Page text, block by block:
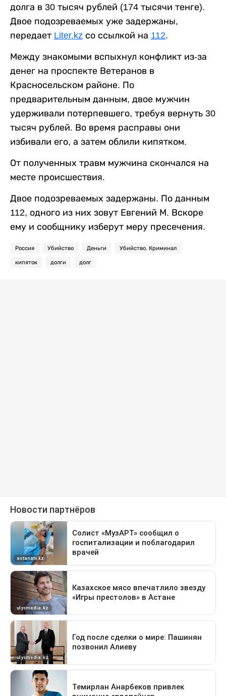
долга в 30 тысяч рублей (174 тысячи тенге).
Двое подозреваемых уже задержаны,
передает Liter.kz со ссылкой на 112.
Между знакомыми вспыхнул конфликт из-за
денег на проспекте Ветеранов в
Красносельском районе. По
предварительным данным, двое мужчин
удерживали потерпевшего, требуя вернуть 30
тысяч рублей. Во время расправы они
избивали его, а затем облили кипятком.
От полученных травм мужчина скончался на
месте происшествия.
Двое подозреваемых задержаны. По данным
112, одного из них зовут Евгений М. Вскоре
ему и сообщнику изберут меру пресечения.
Россия Убийство Деньги Убийство. Криминал
кипяток долги долг